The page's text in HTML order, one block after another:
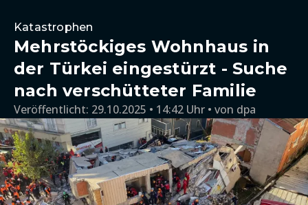
Katastrophen
Mehrstöckiges Wohnhaus in
der Türkei eingestürzt - Suche
nach verschütteter Familie
Veröffentlicht: 29.10.2025 • 14:42 Uhr von dpa